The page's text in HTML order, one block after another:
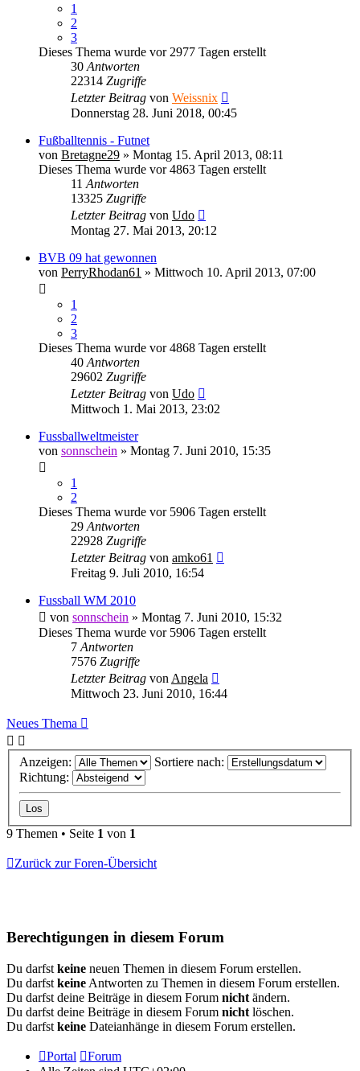
1
2
3
Dieses Thema wurde vor 2977 Tagen erstellt
30 Antworten
22314 Zugriffe
Letzter Beitrag von Weissnix
Donnerstag 28. Juni 2018, 00:45
Fußballtennis - Futnet
von Bretagne29 » Montag 15. April 2013, 08:11
Dieses Thema wurde vor 4863 Tagen erstellt
11 Antworten
13325 Zugriffe
Letzter Beitrag von Udo
Montag 27. Mai 2013, 20:12
BVB 09 hat gewonnen
von PerryRhodan61 » Mittwoch 10. April 2013, 07:00
1
2
3
Dieses Thema wurde vor 4868 Tagen erstellt
40 Antworten
29602 Zugriffe
Letzter Beitrag von Udo
Mittwoch 1. Mai 2013, 23:02
Fussballweltmeister
von sonnschein » Montag 7. Juni 2010, 15:35
1
2
Dieses Thema wurde vor 5906 Tagen erstellt
29 Antworten
22928 Zugriffe
Letzter Beitrag von amko61
Freitag 9. Juli 2010, 16:54
Fussball WM 2010
von sonnschein » Montag 7. Juni 2010, 15:32
Dieses Thema wurde vor 5906 Tagen erstellt
7 Antworten
7576 Zugriffe
Letzter Beitrag von Angela
Mittwoch 23. Juni 2010, 16:44
Neues Thema
Anzeigen:
Sortiere nach:
Richtung:
9 Themen • Seite 1 von 1
Zurück zur Foren-Übersicht
Berechtigungen in diesem Forum
Du darfst keine neuen Themen in diesem Forum erstellen.
Du darfst keine Antworten zu Themen in diesem Forum erstellen.
Du darfst deine Beiträge in diesem Forum nicht ändern.
Du darfst deine Beiträge in diesem Forum nicht löschen.
Du darfst keine Dateianhänge in diesem Forum erstellen.
Portal
Forum